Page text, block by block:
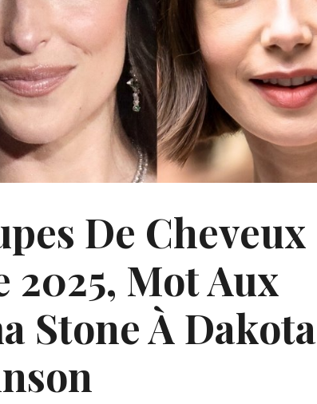
De Cheveux
2025, Mot Aux
Stone À Dakota